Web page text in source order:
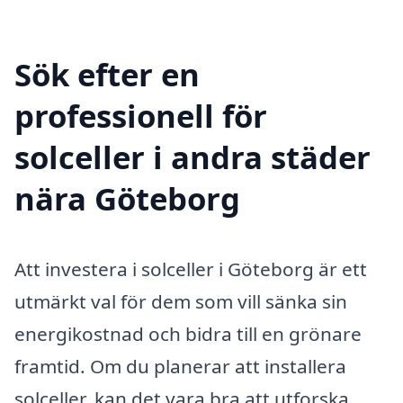
Sök efter en
professionell för
solceller i andra städer
nära Göteborg
Att investera i solceller i Göteborg är ett
utmärkt val för dem som vill sänka sin
energikostnad och bidra till en grönare
framtid. Om du planerar att installera